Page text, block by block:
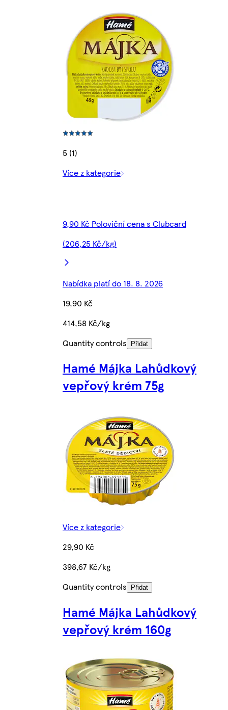
5 (1)
Více z kategorie
9,90 Kč Poloviční cena s Clubcard
(206,25 Kč/kg)
Nabídka platí do 18. 8. 2026
19,90 Kč
414,58 Kč/kg
Quantity controls
Přidat
Hamé Májka Lahůdkový
vepřový krém 75g
Více z kategorie
29,90 Kč
398,67 Kč/kg
Quantity controls
Přidat
Hamé Májka Lahůdkový
vepřový krém 160g